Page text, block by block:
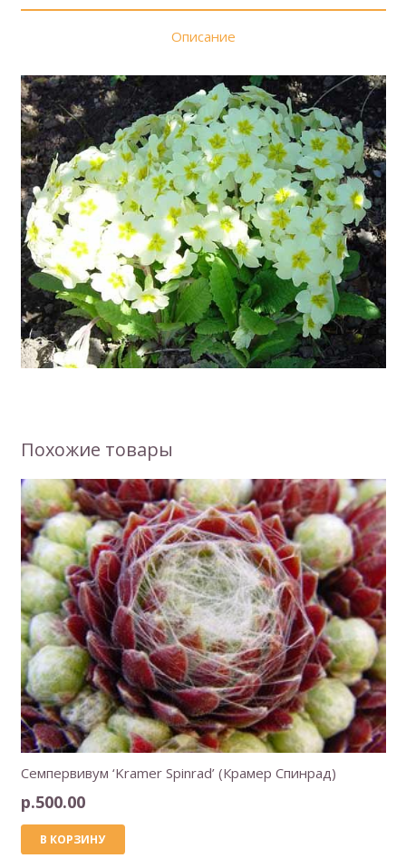
Описание
Похожие товары
Семпервивум ‘Kramer Spinrad’ (Крамер Спинрад)
р.500.00
В КОРЗИНУ